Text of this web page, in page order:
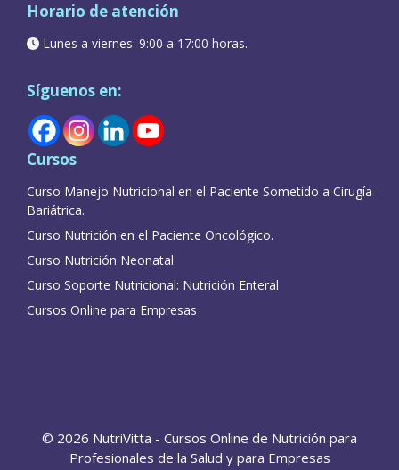
Horario de atención
Lunes a viernes: 9:00 a 17:00 horas.
Síguenos en:
Cursos
Curso Manejo Nutricional en el Paciente Sometido a Cirugía
Bariátrica.
Curso Nutrición en el Paciente Oncológico.
Curso Nutrición Neonatal
Curso Soporte Nutricional: Nutrición Enteral
Cursos Online para Empresas
© 2026 NutriVitta - Cursos Online de Nutrición para
Profesionales de la Salud y para Empresas